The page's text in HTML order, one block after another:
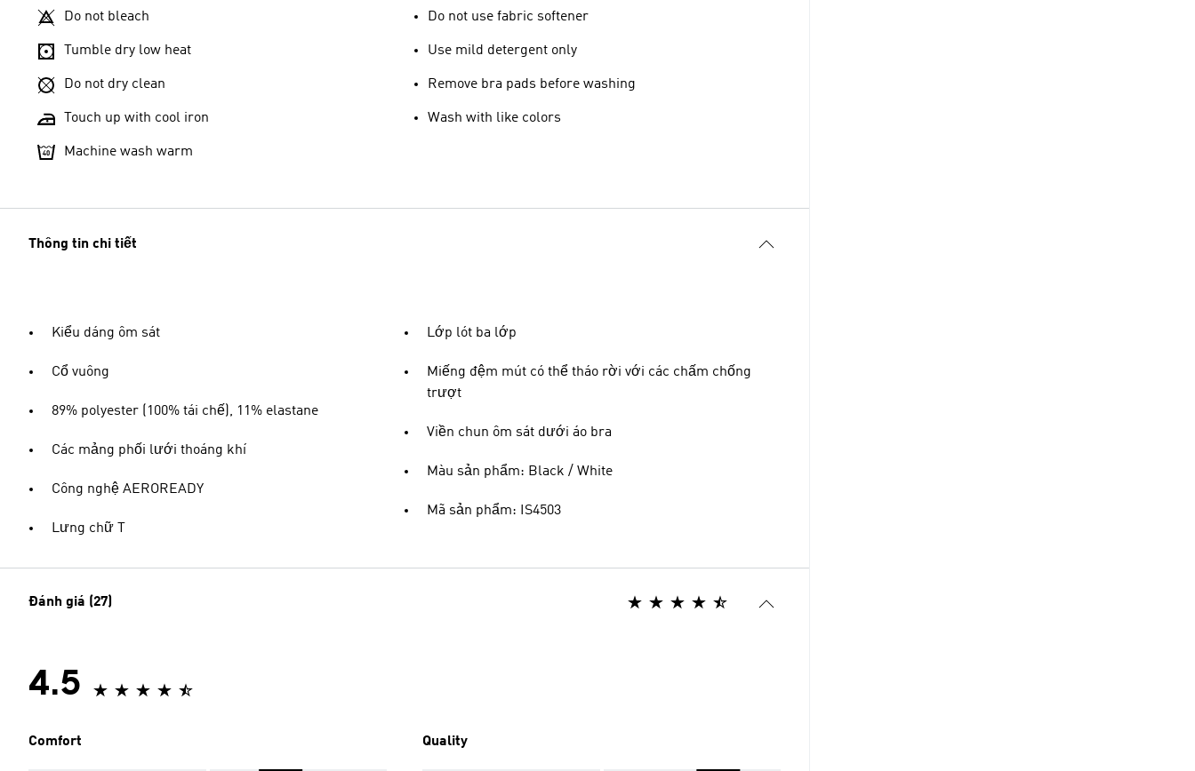
Do not bleach
Tumble dry low heat
Do not dry clean
Touch up with cool iron
Machine wash warm
Do not use fabric softener
Use mild detergent only
Remove bra pads before washing
Wash with like colors
Thông tin chi tiết
Kiểu dáng ôm sát
Cổ vuông
89% polyester (100% tái chế), 11% elastane
Các mảng phối lưới thoáng khí
Công nghệ AEROREADY
Lưng chữ T
Lớp lót ba lớp
Miếng đệm mút có thể tháo rời với các chấm chống
trượt
Viền chun ôm sát dưới áo bra
Màu sản phẩm: Black / White
Mã sản phẩm: IS4503
Đánh giá (27)
4.5
Comfort Quality